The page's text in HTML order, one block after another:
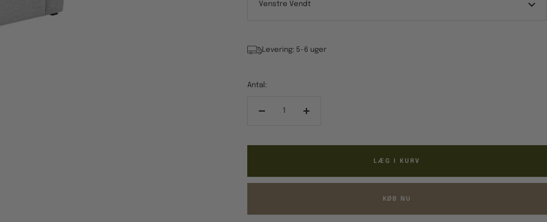
Venstre Vendt
Levering: 5-6 uger
Antal:
Forøg
LÆG I KURV
KØB NU